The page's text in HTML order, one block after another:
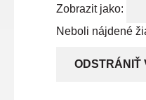
Zobrazit jako:
Neboli nájdené
ODSTRÁNIŤ